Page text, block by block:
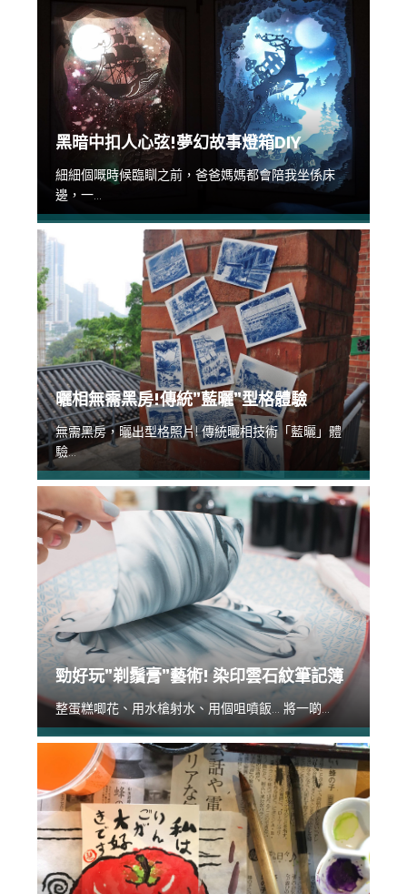
黑暗中扣人心弦!夢幻故事燈箱DIY
細細個嘅時候臨瞓之前，爸爸媽媽都會陪我坐係床
邊，一...
曬相無需黑房!傳統”藍曬”型格體驗
無需黑房，曬出型格照片! 傳統曬相技術「藍曬」體
驗...
勁好玩”剃鬚膏”藝術! 染印雲石紋筆記簿
整蛋糕唧花、用水槍射水、用個咀噴飯... 將一啲...